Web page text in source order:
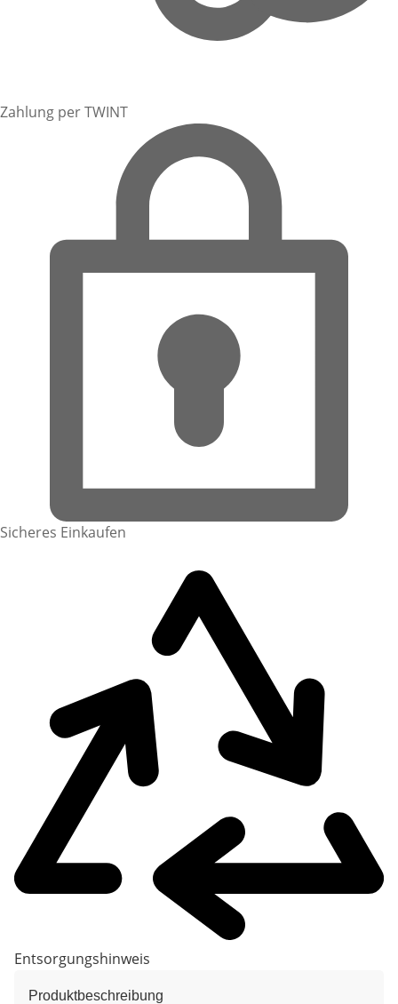
Zahlung per TWINT
Sicheres Einkaufen
Entsorgungshinweis
Produktbeschreibung